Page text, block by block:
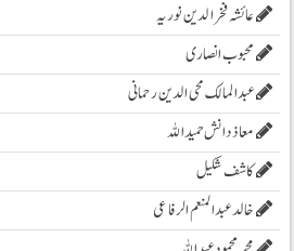
عائشہ فخرالدین نوریہ
محبوب انصاری
عبدالمالک محی الدین رحمانی
معاذ دانش حمید اللہ
کاشف شکیل
خالد عبدالمنعم الرفاعی